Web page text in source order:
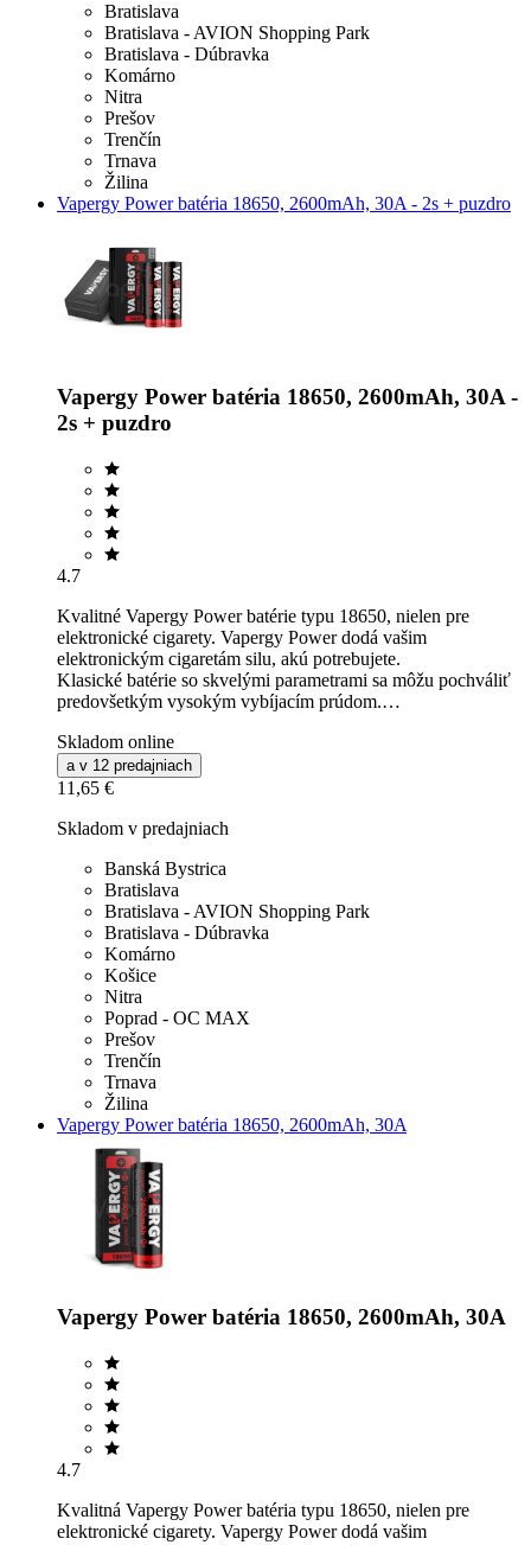
Bratislava
Bratislava - AVION Shopping Park
Bratislava - Dúbravka
Komárno
Nitra
Prešov
Trenčín
Trnava
Žilina
Vapergy Power batéria 18650, 2600mAh, 30A - 2s + puzdro
Vapergy Power batéria 18650, 2600mAh, 30A -
2s + puzdro
4.7
Kvalitné Vapergy Power batérie typu 18650, nielen pre
elektronické cigarety. Vapergy Power dodá vašim
elektronickým cigaretám silu, akú potrebujete.
Klasické batérie so skvelými parametrami sa môžu pochváliť
predovšetkým vysokým vybíjacím prúdom.…
Skladom online
a v 12 predajniach
11,65 €
Skladom v predajniach
Banská Bystrica
Bratislava
Bratislava - AVION Shopping Park
Bratislava - Dúbravka
Komárno
Košice
Nitra
Poprad - OC MAX
Prešov
Trenčín
Trnava
Žilina
Vapergy Power batéria 18650, 2600mAh, 30A
Vapergy Power batéria 18650, 2600mAh, 30A
4.7
Kvalitná Vapergy Power batéria typu 18650, nielen pre
elektronické cigarety. Vapergy Power dodá vašim